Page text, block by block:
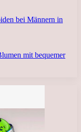
bei Männern in
mit bequemer